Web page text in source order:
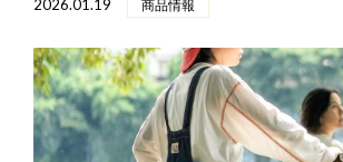
2026.01.19 商品情報